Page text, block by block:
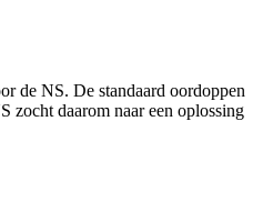
de NS. De standaard oordoppen
zocht daarom naar een oplossing